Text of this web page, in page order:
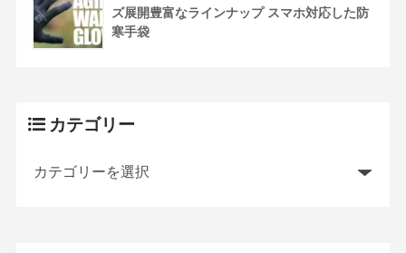
ズ展開豊富なラインナップ スマホ対応した防
寒手袋
カテゴリー